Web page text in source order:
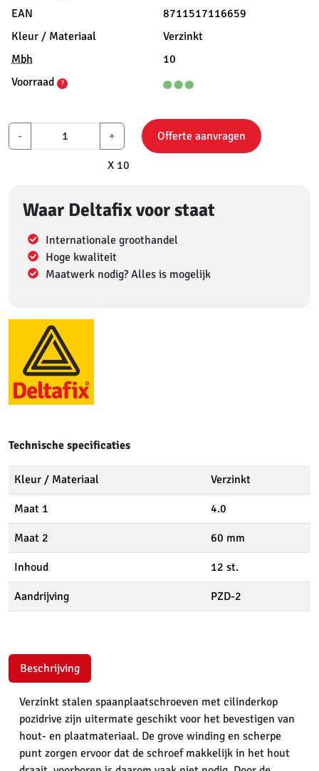
EAN
8711517116659
Kleur / Materiaal
Verzinkt
Mbh
10
Voorraad
?
- +
X 10
Offerte aanvragen
Waar Deltafix voor staat
Internationale groothandel
Hoge kwaliteit
Maatwerk nodig? Alles is mogelijk
Technische specificaties
Kleur / Materiaal Verzinkt
Maat 1 4.0
Maat 2 60 mm
Inhoud 12 st.
Aandrijving PZD-2
Beschrijving
Verzinkt stalen spaanplaatschroeven met cilinderkop
pozidrive zijn uitermate geschikt voor het bevestigen van
hout- en plaatmateriaal. De grove winding en scherpe
punt zorgen ervoor dat de schroef makkelijk in het hout